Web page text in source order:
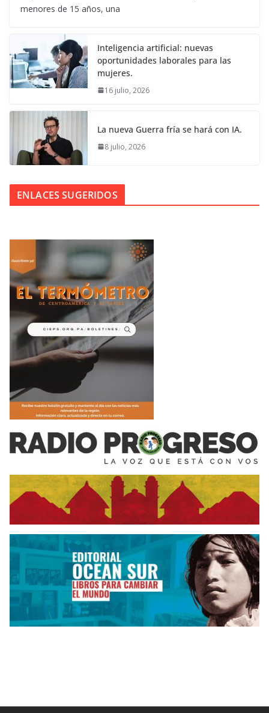
menores de 15 años, una
Inteligencia artificial: nuevas
oportunidades laborales para las
mujeres.
16 julio, 2026
La nueva Guerra fría se hará con IA.
8 julio, 2026
ENLACES SUGERIDOS